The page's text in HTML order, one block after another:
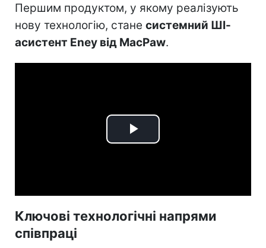
Першим продуктом, у якому реалізують
нову технологію, стане системний ШІ-
асистент Eney від MacPaw.
Play
Ключові технологічні напрями
співпраці